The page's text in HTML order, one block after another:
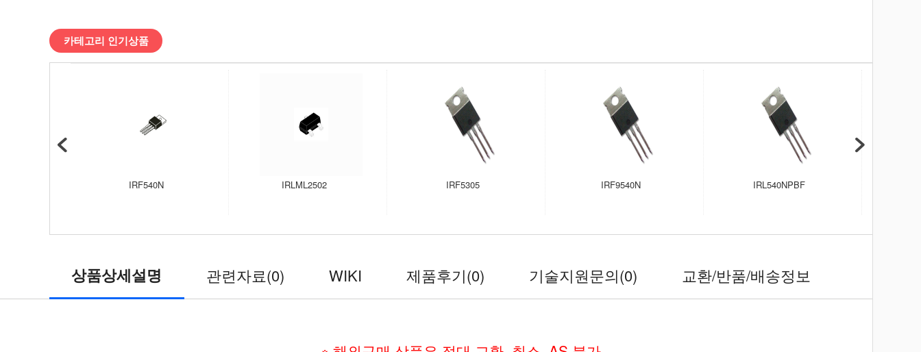
카테고리 인기상품
IRF540N IRLML2502 IRF5305 IRF9540N IRL540NPBF
상품상세설명 관련자료(0) WIKI 제품후기(0) 기술지원문의(0) 교환/반품/배송정보